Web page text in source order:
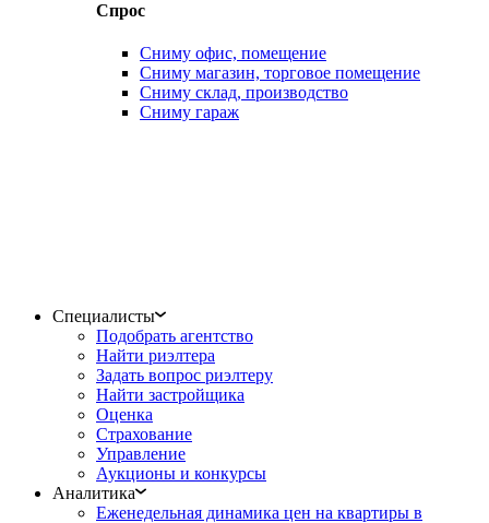
Спрос
Сниму офис, помещение
Сниму магазин, торговое помещение
Сниму склад, производство
Сниму гараж
Специалисты
Подобрать агентство
Найти риэлтера
Задать вопрос риэлтеру
Найти застройщика
Оценка
Страхование
Управление
Аукционы и конкурсы
Аналитика
Еженедельная динамика цен на квартиры в